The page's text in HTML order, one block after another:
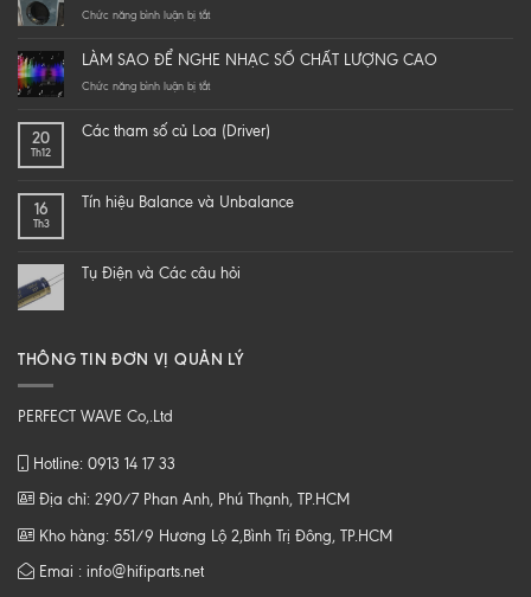
Chức năng bình luận bị tắtở
yourself
a
speaker
loa
Z
LÀM SAO ĐỂ NGHE NHẠC SỐ CHẤT LƯỢNG CAO
Chức năng bình luận bị tắtở
ĐỂ
CHẤT
20
Th12
Các tham số củ Loa (Driver)
16
Th3
Tín hiệu Balance và Unbalance
Tụ Điện và Các câu hỏi
THÔNG TIN ĐƠN VỊ QUẢN LÝ
PERFECT WAVE Co,.Ltd
Hotline: 0913 14 17 33
Địa chỉ: 290/7 Phan Anh, Phú Thạnh, TP.HCM
Kho hàng: 551/9 Hương Lộ 2,Bình Trị Đông, TP.HCM
Emai : info@hifiparts.net